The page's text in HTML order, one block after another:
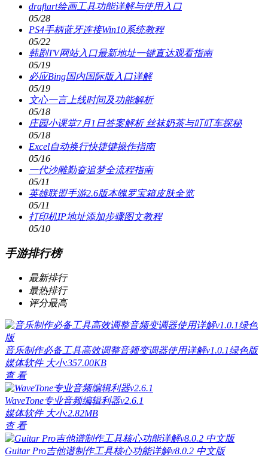
draftart绘画工具功能详解与使用入口
05/28
PS4手柄蓝牙连接Win10系统教程
05/22
韩剧TV网站入口最新地址一键直达观看指南
05/19
必应Bing国内国际版入口详解
05/19
文心一言上线时间及功能解析
05/18
庄园小课堂7月1日答案解析 丝袜奶茶与叮叮车探秘
05/18
Excel自动换行快捷键操作指南
05/16
一代沙雕勤奋追梦全流程指南
05/11
英雄联盟手游2.6版本魄罗宝箱皮肤全览
05/11
打印机IP地址添加步骤图文教程
05/10
手游排行榜
最新排行
最热排行
评分最高
音乐制作必备工具高效调整音频变调器使用详解v1.0.1绿色版
媒体软件 大小:357.00KB
查 看
WaveTone专业音频编辑利器v2.6.1
媒体软件 大小:2.82MB
查 看
Guitar Pro吉他谱制作工具核心功能详解v8.0.2 中文版